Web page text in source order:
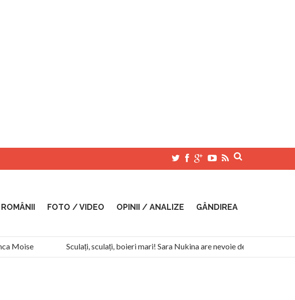
ROMÂNII FOTO / VIDEO OPINII / ANALIZE GÂNDIREA
Sculați, sculați, boieri mari! Sara Nukina are nevoie de ajutorul nostru!
de la Humanitas militează pentru federalizarea României